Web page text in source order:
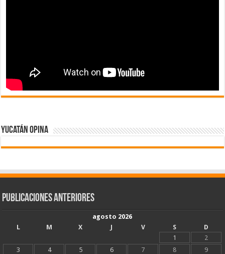
Yucatán Opina
Publicaciones Anteriores
agosto 2026
L
M X J V S
D
1
2
3
4 5 6 7 8
9